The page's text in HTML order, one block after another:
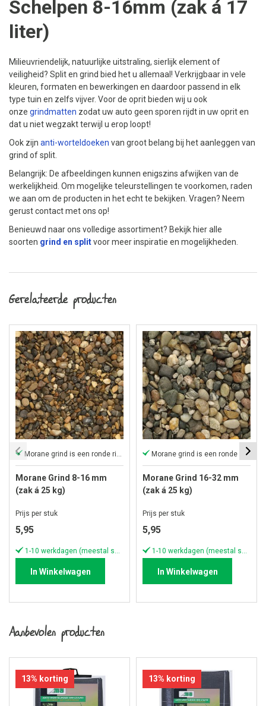
Schelpen 8-16mm (zak á 17
liter)
Milieuvriendelijk, natuurlijke uitstraling, sierlijk element of
veiligheid? Split en grind bied het u allemaal! Verkrijgbaar in vele
kleuren, formaten en bewerkingen en daardoor passend in elk
type tuin en zelfs vijver. Voor de oprit bieden wij u ook
onze grindmatten zodat uw auto geen sporen rijdt in uw oprit en
dat u niet wegzakt terwijl u erop loopt!
Ook zijn anti-worteldoeken van groot belang bij het aanleggen van
grind of split.
Belangrijk: De afbeeldingen kunnen enigszins afwijken van de
werkelijkheid. Om mogelijke teleurstellingen te voorkomen, raden
we aan om de producten in het echt te bekijken. Vragen? Neem
gerust contact met ons op!
Benieuwd naar ons volledige assortiment? Bekijk hier alle
soorten grind en splitvoor meer inspiratie en mogelijkheden.
Gerelateerde producten
Morane grind is een ronde rijngrind
Morane Grind 8-16 mm
(zak á 25 kg)
Prijs per stuk
5,95
In Winkelwagen
Morane grind is een ronde rijngrind
Morane Grind 16-32 mm
(zak á 25 kg)
Prijs per stuk
5,95
In Winkelwagen
Aanbevolen producten
13% korting 13% korting